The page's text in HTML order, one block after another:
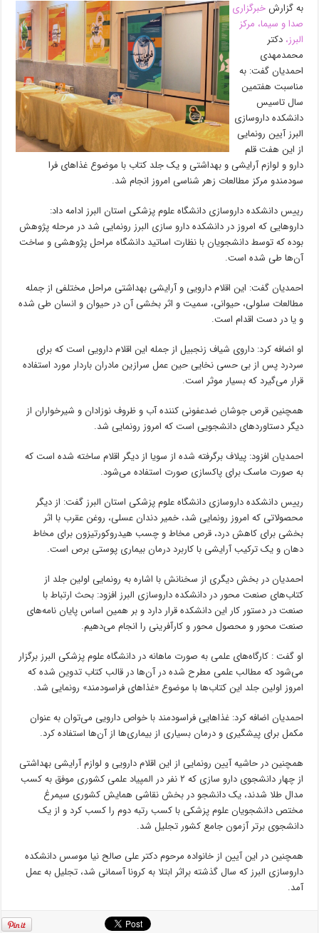
به گزارشخبرگزاری
صدا و سیما، مرکز
البرز، دکتر
محمدمهدی
احمدیان گفت: به
مناسبت هفتمین
سال تاسیس
دانشکده داروسازی
البرز آیین رونمایی
از این هفت قلم
دارو و لوازم آرایشی و بهداشتی و یک جلد کتاب با موضوع غذا‌های فرا
سودمندو مرکز مطالعات زهر شناسی امروز انجام شد.
رییس دانشکده داروسازی دانشگاه علوم پزشکی استان البرز ادامه داد:
دارو‌هایی که امروز در دانشکده دارو سازی البرز رونمایی شد در مرحله پژوهش
بوده که توسط دانشجویان با نظارت اساتید دانشگاه مراحل پژوهشی و ساخت
آن‌ها طی شده است.
احمدیان گفت: این اقلام دارویی و آرایشی بهداشتی مراحل مختلفی از جمله
مطالعات سلولی، حیوانی، سمیت و اثر بخشی آن در حیوان و انسان طی شده
و یا در دست اقدام است.
او اضافه کرد: داروی شیاف زنجبیل از جمله این اقلام دارویی است که برای
سردرد پس از بی حسی نخایی حین عمل سرازین مادران باردار مورد استفاده
قرار می‌گیرد که بسیار موثر است.
همچنین قرص جوشان ضدعفونی کننده آب و ظروف نوزادان و شیرخواران از
دیگر دستاورد‌های دانشجویی است که امروز رونمایی شد.
احمدیان افزود: پیلاف برگرفته شده از سویا از دیگر اقلام ساخته شده است که
به صورت ماسک برای پاکسازی صورت استفاده می‌شود.
رییس دانشکده داروسازی دانشگاه علوم پزشکی استان البرز گفت: از دیگر
محصولاتی که امروز رونمایی شد، خمیر دندان عسلی، روغن عقرب با اثر
بخشی برای کاهش درد، قرص مخاط و چسب هیدروکورتیزون برای مخاط
دهان و یک ترکیب آرایشی با کاربرد درمان بیماری پوستی برص است.
احمدیان در بخش دیگری از سخنانش با اشاره به رونمایی اولین جلد از
کتاب‌های صنعت محور در دانشکده داروسازی البرز افزود: بحث ارتباط با
صنعت در دستور کار این دانشکده قرار دارد و بر همین اساس پایان نامه‌های
صنعت محور و محصول محور و کارآفرینی را انجام می‌دهیم.
او گفت : کارگاه‌های علمی به صورت ماهانه در دانشگاه علوم پزشکی البرز برگزار
می‌شود که مطالب علمی مطرح شده در آن‌ها در قالب کتاب تدوین شده که
امروز اولین جلد این کتاب‌ها با موضوع «غذا‌های فراسودمند» رونمایی شد.
احمدیان اضافه کرد: غذا‌هایی فراسودمند با خواص دارویی می‌توان به عنوان
مکمل برای پیشگیری و درمان بسیاری از بیماری‌ها از آن‌ها استفاده کرد.
همچنین در حاشیه آیین رونمایی از این اقلام دارویی و لوازم آرایشی بهداشتی
از چهار دانشجوی دارو سازی که ۲ نفر در المپیاد علمی کشوری موفق به کسب
مدال طلا شدند، یک دانشجو در بخش نقاشی همایش کشوری سیمرغ
مختص دانشجویان علوم پزشکی با کسب رتبه دوم را کسب کرد و از یک
دانشجوی برتر آزمون جامع کشور تجلیل شد.
همچنین در این آیین از خانواده مرحوم دکتر علی صالح نیا موسس دانشکده
داروسازی البرز که سال گذشته براثر ابتلا به کرونا آسمانی شد، تجلیل به عمل
آمد.